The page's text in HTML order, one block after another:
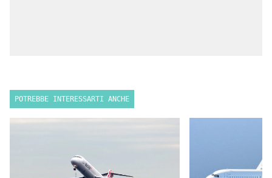
POTREBBE INTERESSARTI ANCHE